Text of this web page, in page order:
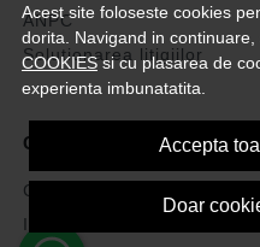
Acest site foloseste cookies
dorita. Navigand in
COOKIESsi cu plasarea de
experienta imbunatatita.
Accepta
Doar
ANPC
Solutionarea litigiilor
CONT CLIENT
Contul meu
Inregistrare